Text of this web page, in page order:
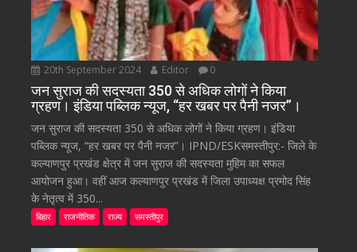
20th September 2024 Editor 0
जन सुराज की सदस्यता 350 से अधिक लोगों ने किया
ग्रहण। इंडिया पब्लिक न्यूज, “हर खबर पर पैनी नजर”।
जन सुराज की सदस्यता 350 से अधिक लोगों ने किया ग्रहण। इंडिया
पब्लिक न्यूज, “हर खबर पर पैनी नजर”। IPND/ESKसमस्तीपुर:- जिले के
कल्याणपुर प्रखंड क्षेत्र में जन सुराज की सदस्यता मुहिम का सफल
आयोजन हुआ। वहीं आज कल्याणपुर प्रखंड में जिला उपाध्यक्ष प्रमोद सिंह
के नेतृत्व में 350...
बिहार राजनीतिक राज्य समस्तीपुर